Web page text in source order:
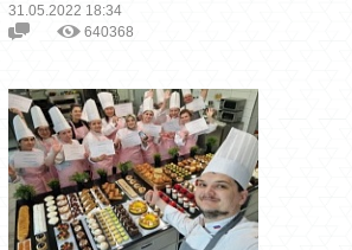
31.05.2022 18:34
640368